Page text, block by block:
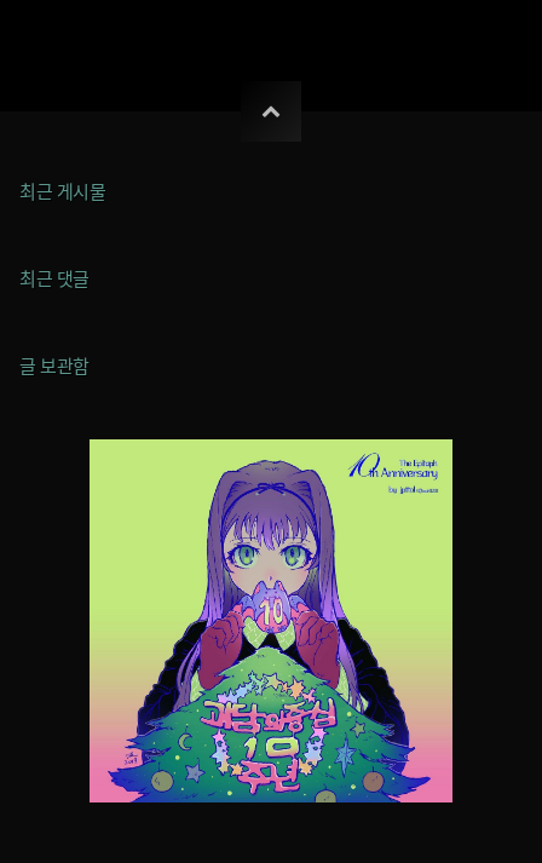
최근 게시물
최근 댓글
글 보관함